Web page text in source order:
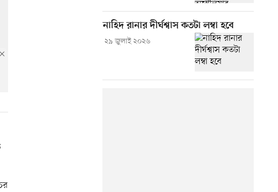
নাহিদ রানার দীর্ঘশ্বাস কতটা লম্বা হবে
২৯ জুলাই ২০২৬